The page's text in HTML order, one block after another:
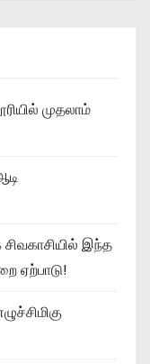
முதலாம்
இந்த
ஏற்பாடு!